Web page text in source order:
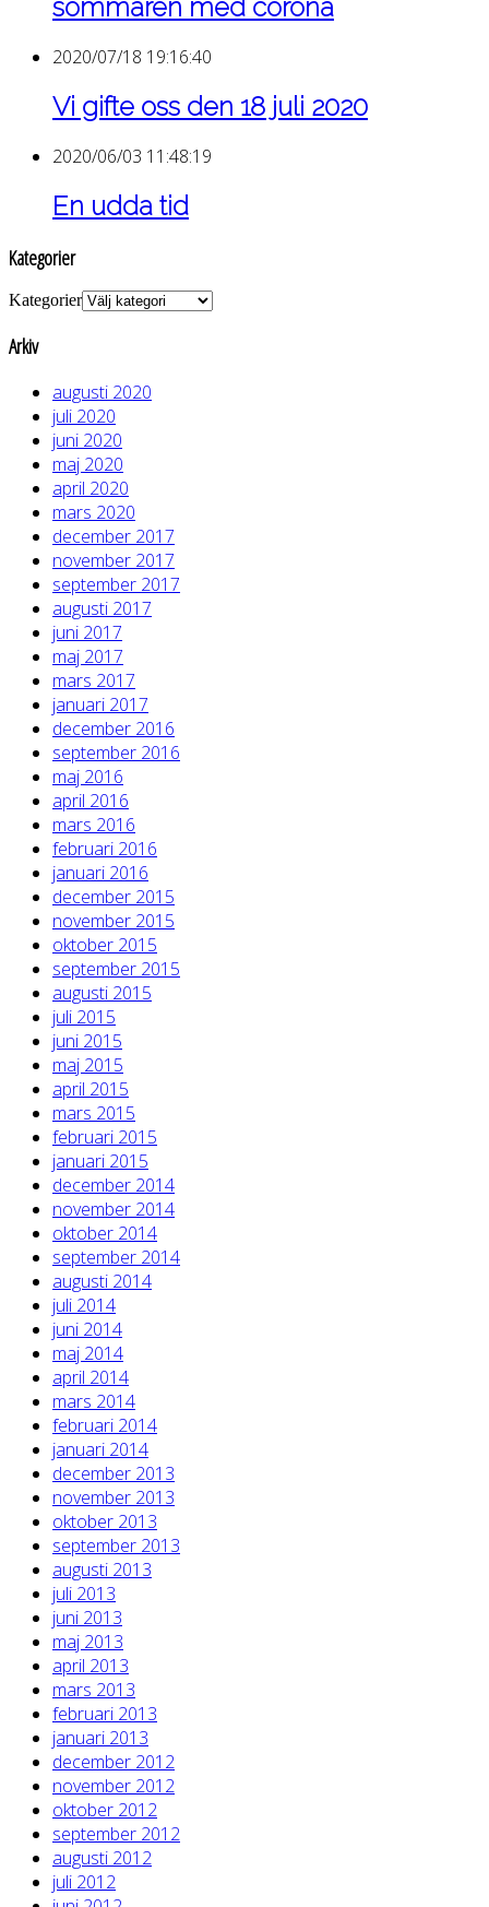
sommaren med corona
2020/07/18 19:16:40
Vi gifte oss den 18 juli 2020
2020/06/03 11:48:19
En udda tid
Kategorier
Kategorier
Arkiv
augusti 2020
juli 2020
juni 2020
maj 2020
april 2020
mars 2020
december 2017
november 2017
september 2017
augusti 2017
juni 2017
maj 2017
mars 2017
januari 2017
december 2016
september 2016
maj 2016
april 2016
mars 2016
februari 2016
januari 2016
december 2015
november 2015
oktober 2015
september 2015
augusti 2015
juli 2015
juni 2015
maj 2015
april 2015
mars 2015
februari 2015
januari 2015
december 2014
november 2014
oktober 2014
september 2014
augusti 2014
juli 2014
juni 2014
maj 2014
april 2014
mars 2014
februari 2014
januari 2014
december 2013
november 2013
oktober 2013
september 2013
augusti 2013
juli 2013
juni 2013
maj 2013
april 2013
mars 2013
februari 2013
januari 2013
december 2012
november 2012
oktober 2012
september 2012
augusti 2012
juli 2012